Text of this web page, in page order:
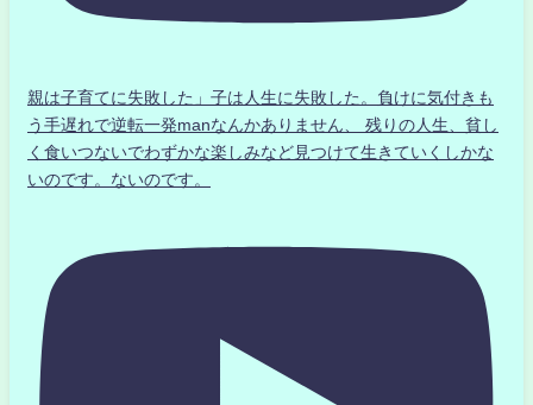
親は子育てに失敗した」子は人生に失敗した。負けに気付きも
う手遅れで逆転一発manなんかありません、 残りの人生、貧し
く食いつないでわずかな楽しみなど見つけて生きていくしかな
いのです。ないのです。